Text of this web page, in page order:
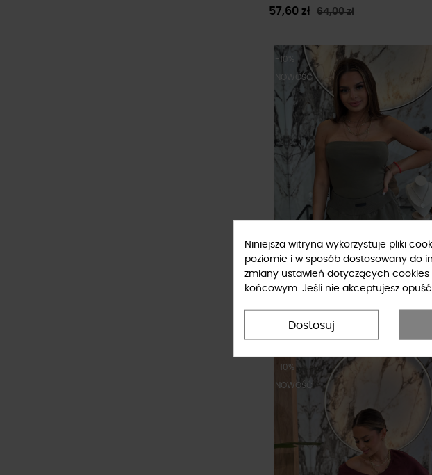
57,60 zł 64,00 zł
-10%
NOWOŚĆ
Top tuba By o la la...! olive
64,00 zł
-10%
NOWOŚĆ
Niniejsza witryna wykorzystuje pliki
poziomie i w sposób dostosowany do
zmiany ustawień dotyczących cookies
końcowym. Jeśli nie akceptujesz
Dostosuj